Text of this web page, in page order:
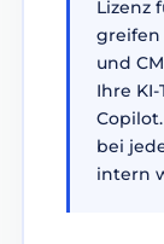
Lizenz
greifen
und
Ihre
bei
intern